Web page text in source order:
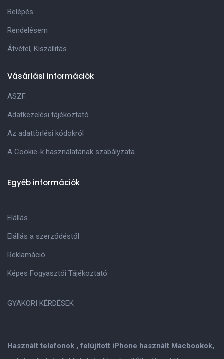
Használt telefonok , felújitott iPhone használt Macbookok,
Belépés
Rendelésem
Átvétel, Kiszállitás
Vásárlási információk
ASZF
Adatkezelési tájékoztató
Az adattörlési kódokról
A Cookie-k használatának szabályzata
Egyéb információk
Elállás
Elállás a szerződéstől
Reklamáció
Képes Fogyasztói Tájékoztató
GYAKORI KÉRDÉSEK